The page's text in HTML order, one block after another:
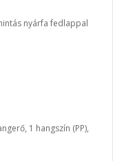
nyárfa fedlappal
1 hangszín (PP),